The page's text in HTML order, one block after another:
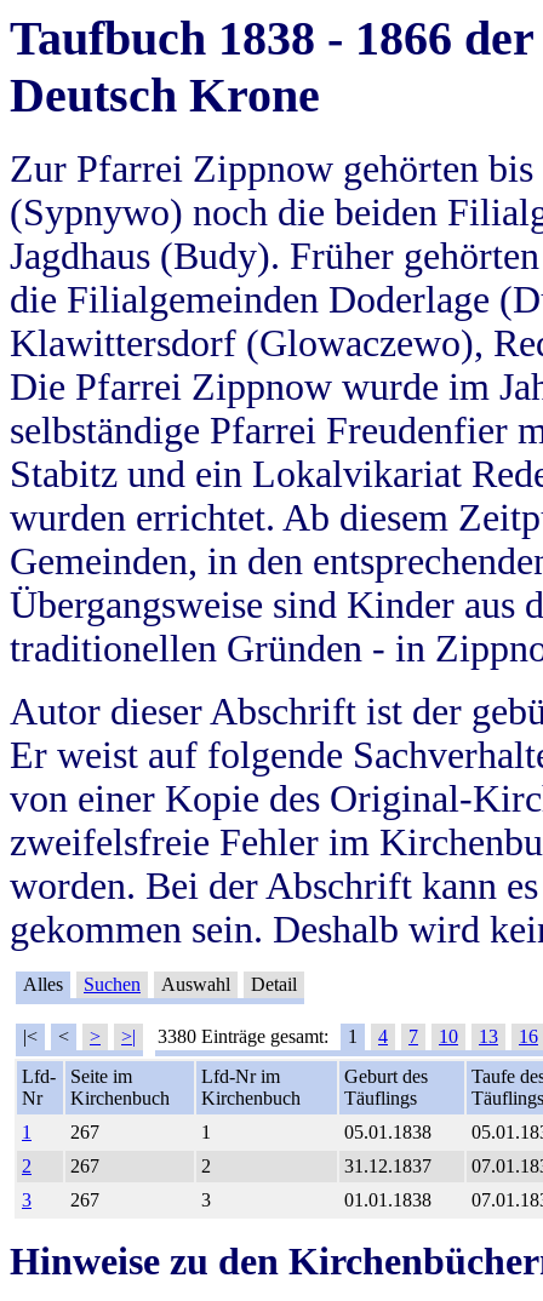
Taufbuch 1838 - 1866
Deutsch Krone
Zur Pfarrei Zippnow gehörten
(Sypnywo) noch die beiden
Jagdhaus (Budy). Früher
die Filialgemeinden Doderlage
Klawittersdorf (Glowaczewo),
Die Pfarrei Zippnow wurde im
selbständige Pfarrei Freudenfier
Stabitz und ein Lokalvikariat
wurden errichtet. Ab diesem
Gemeinden, in den
Übergangsweise sind Kinder aus
traditionellen Gründen - in
Autor dieser Abschrift ist der
Er weist auf folgende
von einer Kopie des Original-
zweifelsfreie Fehler im
worden. Bei der Abschrift kann
gekommen sein. Deshalb wird
Alles Suchen Auswahl Detail
|< < > >| 3380 Einträge gesamt: 1 4 7 10 13
16
Lfd-
Nr
Seite im
Kirchenbuch
Lfd-Nr im
Kirchenbuch
Geburt des
Täuflings
Taufe
Täuflings
1
267 1 05.01.1838
2
267 2 31.12.1837
3
267 3 01.01.1838
Hinweise zu den